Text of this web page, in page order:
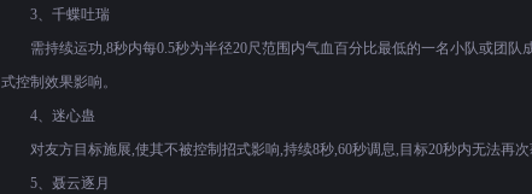
3、千蝶吐瑞
需持续运功,8秒内每0.5秒为半径20尺范围内气血百分比最低的一名小队或团队
式控制效果影响。
4、迷心蛊
对友方目标施展,使其不被控制招式影响,持续8秒,60秒调息,目标20秒内无法再次
5、聂云逐月